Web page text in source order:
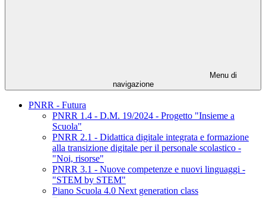
Menu di
navigazione
PNRR - Futura
PNRR 1.4 - D.M. 19/2024 - Progetto "Insieme a
Scuola"
PNRR 2.1 - Didattica digitale integrata e formazione
alla transizione digitale per il personale scolastico -
"Noi, risorse"
PNRR 3.1 - Nuove competenze e nuovi linguaggi -
"STEM by STEM"
Piano Scuola 4.0 Next generation class